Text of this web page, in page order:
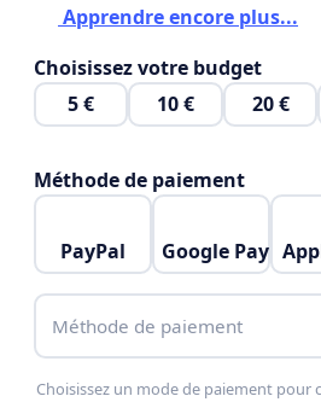
soins sûrs, compétents et
pour éviter les abus et les
Nous appelons les autorités à
responsabilités et à réinscrire
protection des patients ainsi
Apprendre encore plus...
Choisissez votre budget
5 €
10 € 20 €
Méthode de paiement
PayPal Google Pay
Méthode de paiement
Choisissez un mode de paiement pour